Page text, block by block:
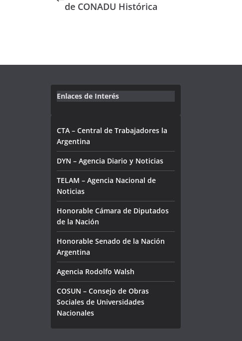
de CONADU Histórica
Enlaces de Interés
CTA – Central de Trabajadores la
Argentina
DYN – Agencia Diario y Noticias
TELAM – Agencia Nacional de
Noticias
Honorable Cámara de Diputados
de la Nación
Honorable Senado de la Nación
Argentina
Agencia Rodolfo Walsh
COSUN – Consejo de Obras
Sociales de Universidades
Nacionales